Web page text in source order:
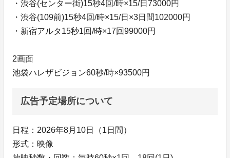
・渋谷(センター街)15秒4回/時×15/日73000円
・渋谷(109前)15秒4回/時×15/日×3日間102000円
・新宿アルタ15秒1回/時×17回99000円
2画面
池袋ハレザビジョン60秒/時×93500円
広告予定場所について
日程：2026年8月10日（1日間）
形式：映像